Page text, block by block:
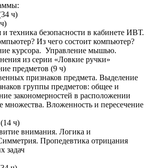
ч)
техника безопасности в кабинете ИВТ.
Из чего состоит компьютер?
курсора. Управление мышью.
из серии «Ловкие ручки»
предметов (9 ч)
признаков предмета. Выделение
группы предметов: общее и
закономерностей в расположении
множества. Вложенность и пересечение
ч)
внимания. Логика и
Пропедевтика отрицания
задач